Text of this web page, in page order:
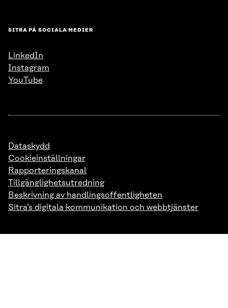
SITRA PÅ SOCIALA MEDIER
LinkedIn
Instagram
YouTube
Dataskydd
Cookieinställningar
Rapporteringskanal
Tillgänglighetsutredning
Beskrivning av handlingsoffentligheten
Sitra’s digitala kommunikation och webbtjänster